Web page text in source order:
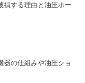
損する理由と油圧ホー
器の仕組みや油圧ショ